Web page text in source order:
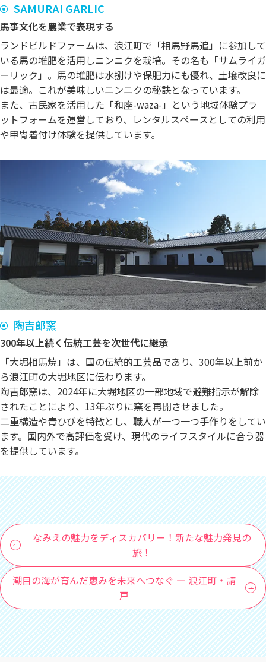
SAMURAI GARLIC
馬事文化を農業で表現する
ランドビルドファームは、浪江町で「相馬野馬追」に参加して
いる馬の堆肥を活用しニンニクを栽培。その名も「サムライガ
ーリック」。馬の堆肥は水捌けや保肥力にも優れ、土壌改良に
は最適。これが美味しいニンニクの秘訣となっています。
また、古民家を活用した「和座-waza-」という地域体験プラ
ットフォームを運営しており、レンタルスペースとしての利用
や甲冑着付け体験を提供しています。
陶吉郎窯
300年以上続く伝統工芸を次世代に継承
「大堀相馬焼」は、国の伝統的工芸品であり、300年以上前か
ら浪江町の大堀地区に伝わります。
陶吉郎窯は、2024年に大堀地区の一部地域で避難指示が解除
されたことにより、13年ぶりに窯を再開させました。
二重構造や青ひびを特徴とし、職人が一つ一つ手作りをしてい
ます。国内外で高評価を受け、現代のライフスタイルに合う器
を提供しています。
なみえの魅力をディスカバリー！新たな魅力発見の
旅！
潮目の海が育んだ恵みを未来へつなぐ ― 浪江町・請
戸